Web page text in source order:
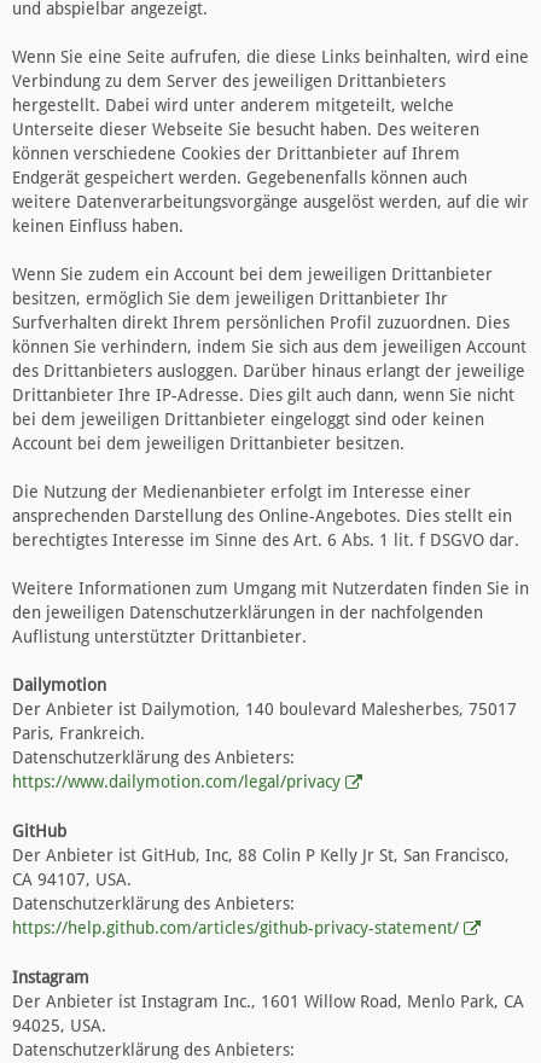
und abspielbar angezeigt.
Wenn Sie eine Seite aufrufen, die diese Links beinhalten, wird eine
Verbindung zu dem Server des jeweiligen Drittanbieters
hergestellt. Dabei wird unter anderem mitgeteilt, welche
Unterseite dieser Webseite Sie besucht haben. Des weiteren
können verschiedene Cookies der Drittanbieter auf Ihrem
Endgerät gespeichert werden. Gegebenenfalls können auch
weitere Datenverarbeitungsvorgänge ausgelöst werden, auf die wir
keinen Einfluss haben.
Wenn Sie zudem ein Account bei dem jeweiligen Drittanbieter
besitzen, ermöglich Sie dem jeweiligen Drittanbieter Ihr
Surfverhalten direkt Ihrem persönlichen Profil zuzuordnen. Dies
können Sie verhindern, indem Sie sich aus dem jeweiligen Account
des Drittanbieters ausloggen. Darüber hinaus erlangt der jeweilige
Drittanbieter Ihre IP-Adresse. Dies gilt auch dann, wenn Sie nicht
bei dem jeweiligen Drittanbieter eingeloggt sind oder keinen
Account bei dem jeweiligen Drittanbieter besitzen.
Die Nutzung der Medienanbieter erfolgt im Interesse einer
ansprechenden Darstellung des Online-Angebotes. Dies stellt ein
berechtigtes Interesse im Sinne des Art. 6 Abs. 1 lit. f DSGVO dar.
Weitere Informationen zum Umgang mit Nutzerdaten finden Sie in
den jeweiligen Datenschutzerklärungen in der nachfolgenden
Auflistung unterstützter Drittanbieter.
Dailymotion
Der Anbieter ist Dailymotion, 140 boulevard Malesherbes, 75017
Paris, Frankreich.
Datenschutzerklärung des Anbieters:
https://www.dailymotion.com/legal/privacy
GitHub
Der Anbieter ist GitHub, Inc, 88 Colin P Kelly Jr St, San Francisco,
CA 94107, USA.
Datenschutzerklärung des Anbieters:
https://help.github.com/articles/github-privacy-statement/
Instagram
Der Anbieter ist Instagram Inc., 1601 Willow Road, Menlo Park, CA
94025, USA.
Datenschutzerklärung des Anbieters: